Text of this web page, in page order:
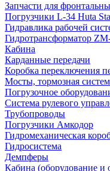
Запчасти для
Погрузчики L-34 Huta
Гидравлика рабочей
Гидротрансформатор
Кабина
Карданные передачи
Коробка переключения
Мосты, тормозная
Погрузочное
Система рулевого
Трубопроводы
Погрузчики Амкодор
Гидромеханическая
Гидросистема
Демпферы
Кабина (оборудование и